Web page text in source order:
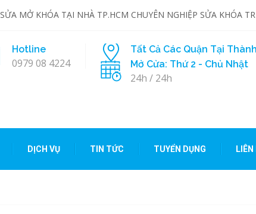
SỬA MỞ KHÓA TẠI NHÀ TP.HCM CHUYÊN NGHIỆP SỬA KHÓA
Hotline
0979 08 4224
Tất Cả Các Quận Tại
Mở Cửa: Thứ 2 - Chủ Nhật
24h / 24h
DỊCH VỤ TIN TỨC TUYỂN DỤNG LIÊN